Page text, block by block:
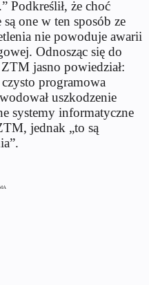
Podkreślił, że choć
one w ten sposób ze
nie powoduje awarii
Odnosząc się do
jasno powiedział:
programowa
uszkodzenie
systemy informatyczne
jednak „to są